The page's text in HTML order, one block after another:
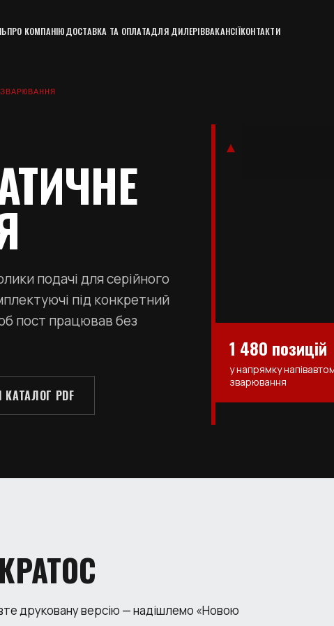
ПРО КОМПАНІЮДОСТАВКА ТА ОПЛАТАДЛЯ ДИЛЕРІВВАКАНСІЇКОНТАКТИ
подачі для серійного
під конкретний
пост працював без
PDF
1 480 позицій
у напрямку
зварювання
друковану версію — надішлемо «Новою